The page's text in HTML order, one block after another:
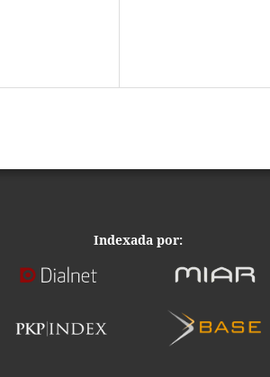
Indexada por: